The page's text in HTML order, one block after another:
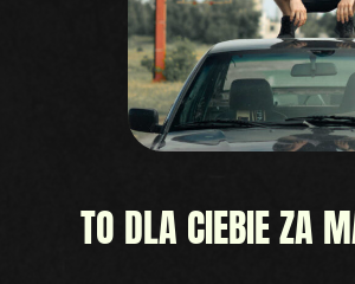
TO DLA CIEBIE ZA